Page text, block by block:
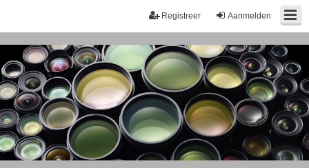
Aanmelden
Registreer